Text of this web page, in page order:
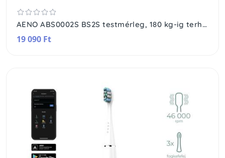
AENO ABS0002S BS2S testmérleg, 180 kg-ig terhelhető, SMART funkciók, profilok, BMI index elemzés, színes kijelző
19 090 Ft